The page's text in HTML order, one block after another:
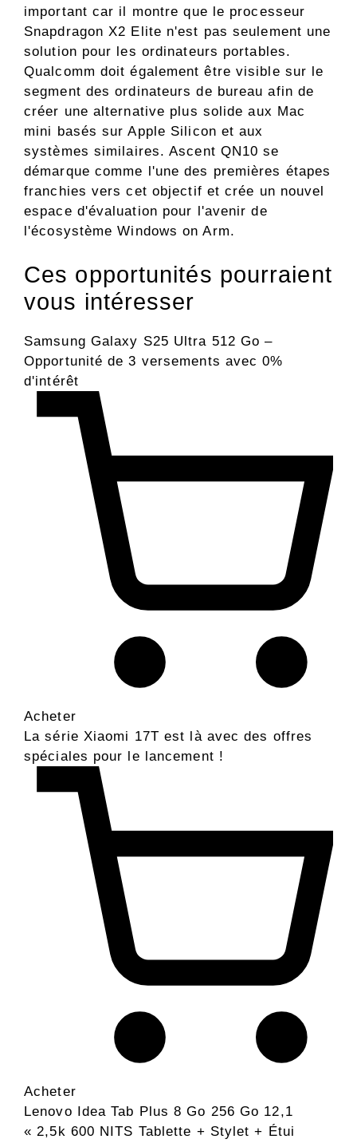
important car il montre que le processeur
Snapdragon X2 Elite n'est pas seulement une
solution pour les ordinateurs portables.
Qualcomm doit également être visible sur le
segment des ordinateurs de bureau afin de
créer une alternative plus solide aux Mac
mini basés sur Apple Silicon et aux
systèmes similaires. Ascent QN10 se
démarque comme l'une des premières étapes
franchies vers cet objectif et crée un nouvel
espace d'évaluation pour l'avenir de
l'écosystème Windows on Arm.
Ces opportunités pourraient
vous intéresser
Samsung Galaxy S25 Ultra 512 Go –
Opportunité de 3 versements avec 0%
d'intérêt
Acheter
La série Xiaomi 17T est là avec des offres
spéciales pour le lancement !
Acheter
Lenovo Idea Tab Plus 8 Go 256 Go 12,1
« 2,5k 600 NITS Tablette + Stylet + Étui